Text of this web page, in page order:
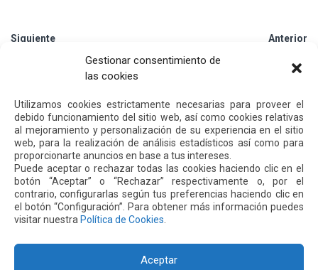
Gestionar consentimiento de
las cookies
Utilizamos cookies estrictamente necesarias para proveer el
debido funcionamiento del sitio web, así como cookies relativas
al mejoramiento y personalización de su experiencia en el sitio
web, para la realización de análisis estadísticos así como para
proporcionarte anuncios en base a tus intereses.
Puede aceptar o rechazar todas las cookies haciendo clic en el
botón “Aceptar” o “Rechazar” respectivamente o, por el
contrario, configurarlas según tus preferencias haciendo clic en
el botón “Configuración”. Para obtener más información puedes
visitar nuestra Política de Cookies
Aceptar
Siguiente Anterior
Noticias
24 JUL 2026